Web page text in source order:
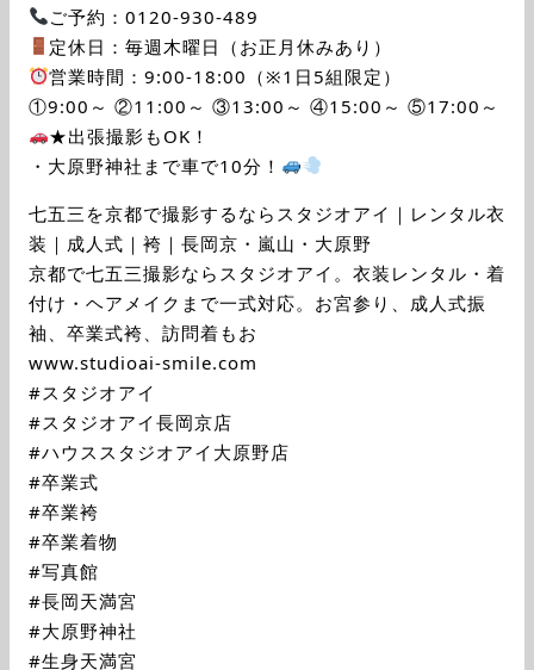
ご予約：0120-930-489
定休日：毎週木曜日（お正月休みあり）
営業時間：9:00-18:00（※1日5組限定）
①9:00～ ②11:00～ ③13:00～ ④15:00～ ⑤17:00～
★出張撮影もOK！
・大原野神社まで車で10分！
七五三を京都で撮影するならスタジオアイ｜レンタル衣
装｜成人式｜袴｜長岡京・嵐山・大原野
京都で七五三撮影ならスタジオアイ。衣装レンタル・着
付け・ヘアメイクまで一式対応。お宮参り、成人式振
袖、卒業式袴、訪問着もお
www.studioai-smile.com
#スタジオアイ
#スタジオアイ長岡京店
#ハウススタジオアイ大原野店
#卒業式
#卒業袴
#卒業着物
#写真館
#長岡天満宮
#大原野神社
#生身天満宮